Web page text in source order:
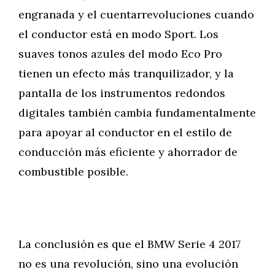
engranada y el cuentarrevoluciones cuando
el conductor está en modo Sport. Los
suaves tonos azules del modo Eco Pro
tienen un efecto más tranquilizador, y la
pantalla de los instrumentos redondos
digitales también cambia fundamentalmente
para apoyar al conductor en el estilo de
conducción más eficiente y ahorrador de
combustible posible.
La conclusión es que el BMW Serie 4 2017
no es una revolución, sino una evolución